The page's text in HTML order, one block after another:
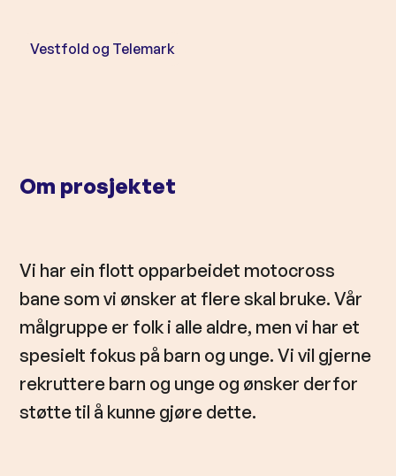
Vestfold og Telemark
Om prosjektet
Vi har ein flott opparbeidet motocross
bane som vi ønsker at flere skal bruke. Vår
målgruppe er folk i alle aldre, men vi har et
spesielt fokus på barn og unge. Vi vil gjerne
rekruttere barn og unge og ønsker derfor
støtte til å kunne gjøre dette.